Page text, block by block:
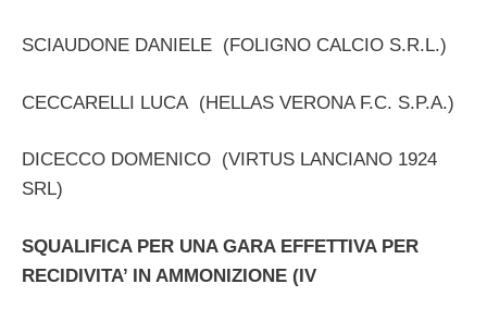
SCIAUDONE DANIELE (FOLIGNO CALCIO S.R.L.)
CECCARELLI LUCA (HELLAS VERONA F.C. S.P.A.)
DICECCO DOMENICO (VIRTUS LANCIANO 1924
SRL)
SQUALIFICA PER UNA GARA EFFETTIVA PER
RECIDIVITA’ IN AMMONIZIONE (IV